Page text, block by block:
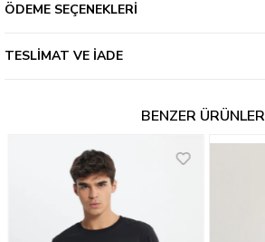
ÖDEME SEÇENEKLERI
TESLIMAT VE İADE
BENZER ÜRÜNLER